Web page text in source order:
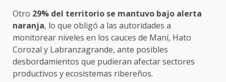
Otro 29% del territorio se mantuvo bajo alerta
naranja, lo que obligó a las autoridades a
monitorear niveles en los cauces de Maní, Hato
Corozal y Labranzagrande, ante posibles
desbordamientos que pudieran afectar sectores
productivos y ecosistemas ribereños.